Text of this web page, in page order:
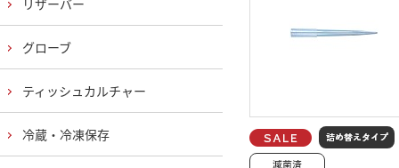
リザーバー
グローブ
ティッシュカルチャー
冷蔵・冷凍保存